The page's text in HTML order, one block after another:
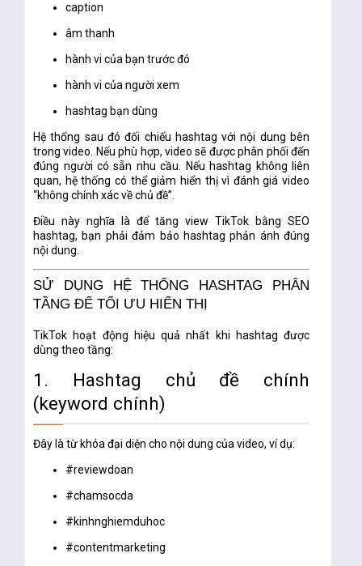
caption
âm thanh
hành vi của bạn trước đó
hành vi của người xem
hashtag bạn dùng
Hệ thống sau đó đối chiếu hashtag với nội dung bên
trong video. Nếu phù hợp, video sẽ được phân phối đến
đúng người có sẵn nhu cầu. Nếu hashtag không liên
quan, hệ thống có thể giảm hiển thị vì đánh giá video
“không chính xác về chủ đề”.
Điều này nghĩa là đểtăng view TikTok bằng SEO
hashtag, bạn phải đảm bảo hashtag phản ánh đúng
nội dung.
SỬ DỤNG HỆ THỐNG HASHTAG PHÂN
TẦNG ĐỂ TỐI ƯU HIỂN THỊ
TikTok hoạt động hiệu quả nhất khi hashtag được
dùng theo tầng:
1. Hashtag chủ đề chính
(keyword chính)
Đây là từ khóa đại diện cho nội dung của video, ví dụ:
#reviewdoan
#chamsocda
#kinhnghiemduhoc
#contentmarketing